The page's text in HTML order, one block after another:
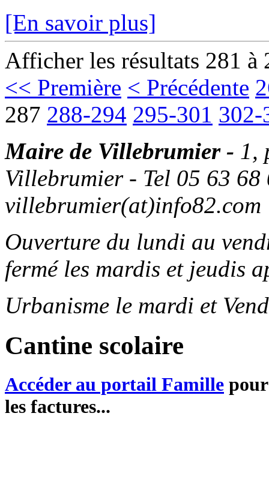
[En savoir plus]
Afficher les résultats 281 à
<< Première < Précédente
287 288-294 295-301 302-
Maire de Villebrumier - 1,
Villebrumier - Tel 05 63
villebrumier(at)info82.com
Ouverture du lundi au
fermé les mardis et jeudis
Urbanisme le mardi et
Cantine scolaire
Accéder au portail Famille
les factures...